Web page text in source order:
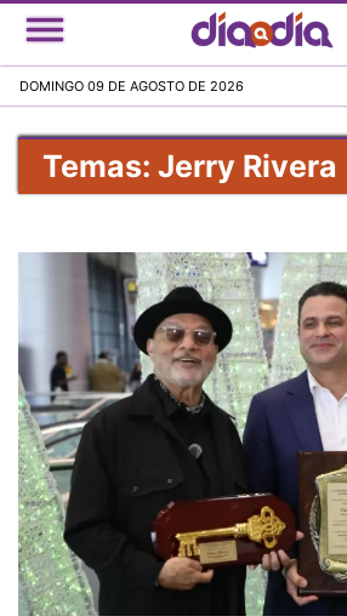
Pasar
al
principal
DOMINGO 09 DE AGOSTO DE 2026
Temas: Jerry Rivera